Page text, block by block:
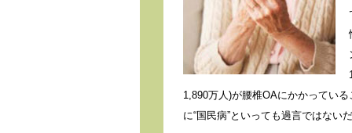
1,890万人)が腰椎OAにかかってい
に“国民病”といっても過言ではない